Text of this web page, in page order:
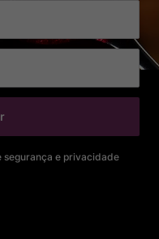
segurança e privacidade